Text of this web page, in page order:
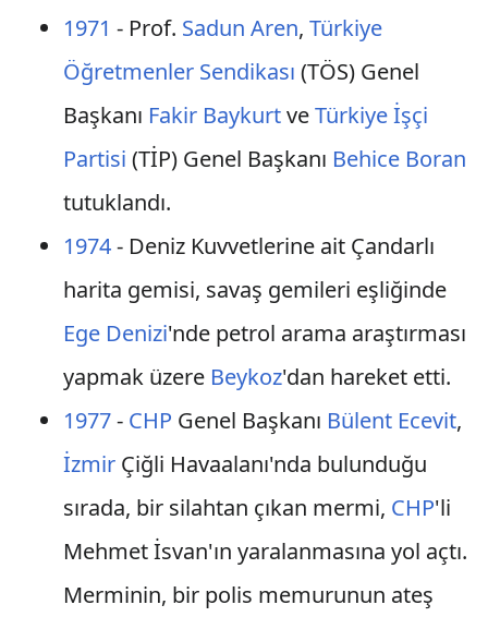
1971 - Prof. Sadun Aren, Türkiye
Öğretmenler Sendikası (TÖS) Genel
Başkanı Fakir BaykurtveTürkiye İşçi
Partisi (TİP) Genel Başkanı Behice Boran
tutuklandı.
1974- Deniz Kuvvetlerine ait Çandarlı
harita gemisi, savaş gemileri eşliğinde
Ege Denizi'nde petrol arama araştırması
yapmak üzere Beykoz'dan hareket etti.
1977- CHP Genel Başkanı Bülent Ecevit,
İzmirÇiğli Havaalanı'nda bulunduğu
sırada, bir silahtan çıkan mermi, CHP'li
Mehmet İsvan'ın yaralanmasına yol açtı.
Merminin, bir polis memurunun ateş